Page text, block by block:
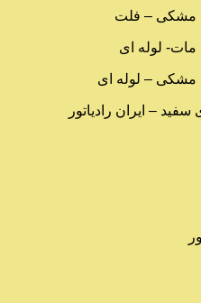
مشکی – فلت
مات- لوله ای
مشکی – لوله ای
سفید – ایران رادیاتور